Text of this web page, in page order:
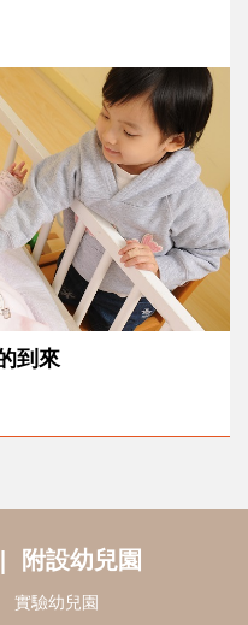
到來
附設幼兒園
實驗幼兒園